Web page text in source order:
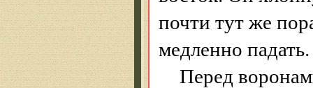
почти тут же
медленно падать.
Перед